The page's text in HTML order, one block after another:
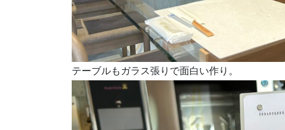
テーブルもガラス張りで面白い作り。